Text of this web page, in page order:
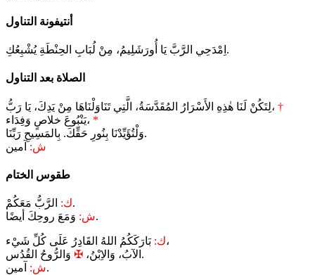
أنتيفونة التناول
اِمْدَحِي الرَّبَّ يَا أُورَشَلِيمُ، مِنْ لُبَابِ الحِنْطَةِ يُشْبِعُكِ.
الصلاة بعد التناول
لِتَكُنْ لَنَا هٰذِهِ الأَسْرَارُ المُقَدَّسَةُ، الَّتِي تَنَاوَلْنَاهَا مِنْ يَدِكَ، يَا رَبُّ، †
يَنْبُوعَ خلاصٍ وَفِدَاء، *
وَلْتُؤَيِّدْنَا بِنُورِ حَقِّكَ. بِالمَسِيحِ رَبِّنَا.
ش: آمين
طقوس الختام
ك:الرَّبُّ مَعَكُمْ.
ش:وَمَعَ روحِكَ أيضًا.
ك:بَارَكَكُمُ اللهُ القَادِرُ عَلَى كُلِّ شَيْء،
الآبُ، وَالاِبْنُ، ✠
وَالرُّوحُ القُدُس.
ش:آمين.